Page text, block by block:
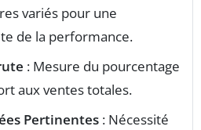
variés pour une
de la performance.
: Mesure du pourcentage
aux ventes totales.
Pertinentes : Nécessité